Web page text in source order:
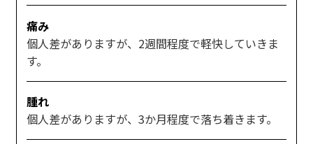
痛み
個人差がありますが、2週間程度で軽快していきま
す。
腫れ
個人差がありますが、3か月程度で落ち着きます。